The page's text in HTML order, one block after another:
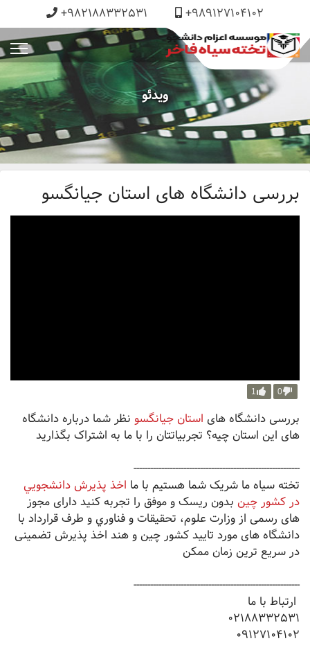
+982188332531 +989127104102
ویدئو
بررسی دانشگاه های استان جیانگسو
0
1
بررسی دانشگاه های استان جیانگسو ‌‌نظر شما درباره دانشگاه
های این استان چیه؟ تجربیاتتان را با ما به اشتراک بگذارید
------------------------------------------------------------
تخته سیاه ما شریک شما هستیم با ما اخذ پذيرش دانشجويي
در کشور چین بدون ریسک و موفق را تجربه کنید دارای مجوز
های رسمی از وزارت علوم، تحقيقات و فناوري و طرف قرارداد با
دانشگاه های مورد تایید کشور چین و هند اخذ پذیرش تضمینی
در سریع ترین زمان ممکن
------------------------------------------------------------
ارتباط با ما
09127104102